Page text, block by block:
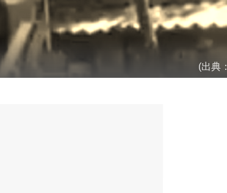
(出典：